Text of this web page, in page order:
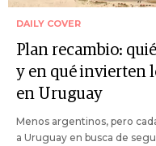
DAILY COVER
Plan recambio:
y en qué invierten
en Uruguay
Menos argentinos, pero
a Uruguay en busca de